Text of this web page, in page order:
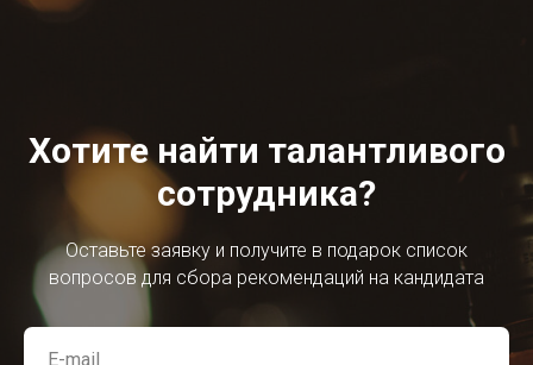
Хотите найти талантливого
сотрудника?
Оставьте заявку и получите в подарок список
вопросов для сбора рекомендаций на кандидата